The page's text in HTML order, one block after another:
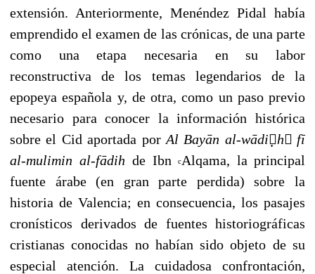
extensión. Anteriormente, Menéndez Pidal había
emprendido el exa­men de las crónicas, de una parte
como una etapa necesaria en su labor
reconstructiva de los temas legendarios de la
epopeya española y, de otra, como un paso previo
nece­sario para conocer la información histórica
sobre el Cid aportada por Al Bayān al-wādi̣h fī
al-mulimin al-fādih de Ibn cAlqama, la principal
fuente árabe (en gran parte perdida) sobre la
historia de Valencia; en consecuencia, los pasajes
cronísticos derivados de fuentes historiográficas
cristianas conocidas no habían sido objeto de su
espe­cial atención. La cuidadosa confrontación,